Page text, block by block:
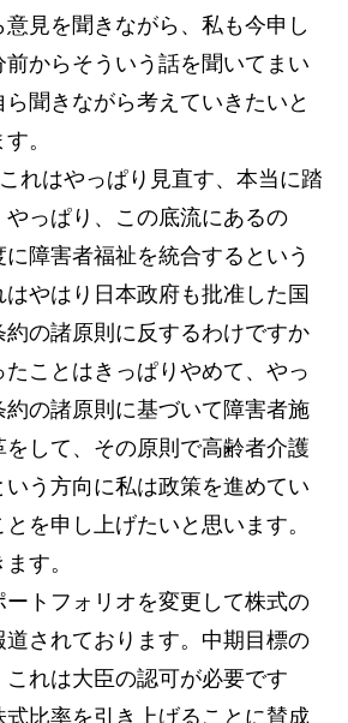
見を聞きながら、私も今申し
からそういう話を聞いてまい
ら聞きながら考えていきたいと
。
れはやっぱり見直す、本当に踏
っぱり、この底流にあるの
障害者福祉を統合するという
やはり日本政府も批准した国
の諸原則に反するわけですか
たことはきっぱりやめて、やっ
約の諸原則に基づいて障害者施
して、その原則で高齢者介護
いう方向に私は政策を進めてい
を申し上げたいと思います。
す。
ートフォリオを変更して株式の
道されております。中期目標の
れは大臣の認可が必要です
式比率を引き上げることに賛成